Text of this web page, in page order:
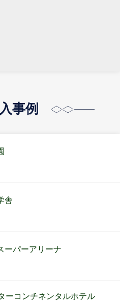
事例
舎
ーパーアリーナ
ーコンチネンタルホテル